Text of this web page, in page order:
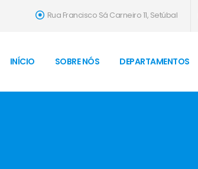
Rua Francisco Sá Carneiro 11, Setúbal
INÍCIO SOBRE NÓS DEPARTAMENTOS